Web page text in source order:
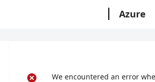
Azure
We encountered an error